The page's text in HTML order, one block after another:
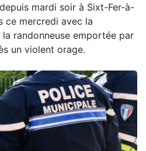
mardi soir à Sixt-Fer-à-
ce mercredi avec la
randonneuse emportée par
un violent orage.